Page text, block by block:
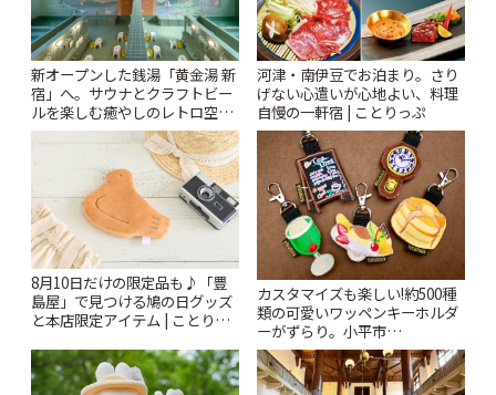
新オープンした銭湯「黄金湯 新
宿」へ。サウナとクラフトビー
ルを楽しむ癒やしのレトロ空間
| ことりっぷ
河津・南伊豆でお泊まり。さり
げない心遣いが心地よい、料理
自慢の一軒宿 | ことりっぷ
8月10日だけの限定品も♪「豊
島屋」で見つける鳩の日グッズ
と本店限定アイテム | ことりっ
カスタマイズも楽しい!約500種
類の可愛いワッペンキーホルダ
ーがずらり。小平市
「Kimamaya T&K」 | ことりっ
ぷ